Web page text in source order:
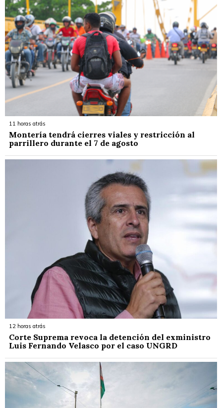
11 horas atrás
Montería tendrá cierres viales y restricción al
parrillero durante el 7 de agosto
12 horas atrás
Corte Suprema revoca la detención del exministro
Luis Fernando Velasco por el caso UNGRD